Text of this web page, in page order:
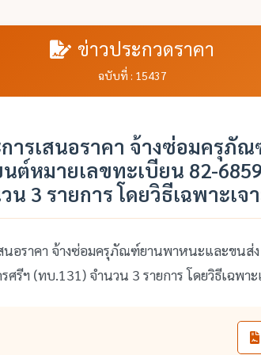
ข่าวประกวดราคา
ฉบับที่ : 15437
ารเสนอราคา จ้างซ่อมครุภั
ต์หมายเลขทะเบียน 82-
3 รายการ โดยวิธีเฉพาะเจ
อราคา จ้างซ่อมครุภัณฑ์ยานพาหนะและขนส่
รีฯ (ทบ.131) จำนวน 3 รายการ โดยวิธีเฉพาะ